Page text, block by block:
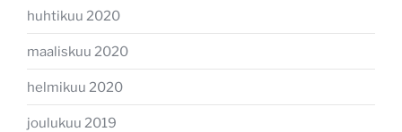
huhtikuu 2020
maaliskuu 2020
helmikuu 2020
joulukuu 2019